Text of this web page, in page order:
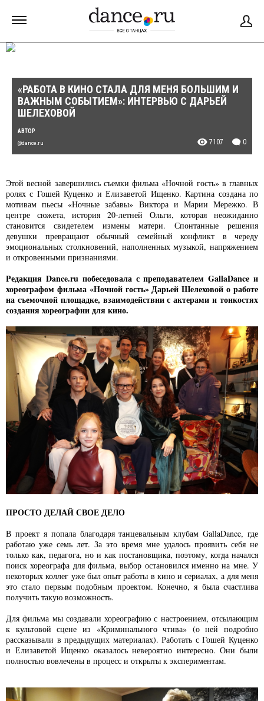
«РАБОТА В КИНО СТАЛА ДЛЯ МЕНЯ БОЛЬШИМ И
ВАЖНЫМ СОБЫТИЕМ»: ИНТЕРВЬЮ С ДАРЬЕЙ
ШЕЛЕХОВОЙ
АВТОР
@dance.ru 7107 0
Этой весной завершились съемки фильма «Ночной гость» в главных
ролях с Гошей Куценко и Елизаветой Ищенко. Картина создана по
мотивам пьесы «Ночные забавы» Виктора и Марии Мережко. В
центре сюжета, история 20-летней Ольги, которая неожиданно
становится свидетелем измены матери. Спонтанные решения
девушки превращают обычный семейный конфликт в череду
эмоциональных столкновений, наполненных музыкой, напряжением
и откровенными признаниями.
Редакция Dance.ru побеседовала с преподавателем GallaDance и
хореографом фильма «Ночной гость» Дарьей Шелеховой о работе
на съемочной площадке, взаимодействии с актерами и тонкостях
создания хореографии для кино.
ПРОСТО ДЕЛАЙ СВОЕ ДЕЛО
В проект я попала благодаря танцевальным клубам GallaDance, где
работаю уже семь лет. За это время мне удалось проявить себя не
только как, педагога, но и как постановщика, поэтому, когда начался
поиск хореографа для фильма, выбор остановился именно на мне. У
некоторых коллег уже был опыт работы в кино и сериалах, а для меня
это стало первым подобным проектом. Конечно, я была счастлива
получить такую возможность.
Для фильма мы создавали хореографию с настроением, отсылающим
к культовой сцене из «Криминального чтива» (о ней подробно
рассказывали в предыдущих материалах). Работать с Гошей Куценко
и Елизаветой Ищенко оказалось невероятно интересно. Они были
полностью вовлечены в процесс и открыты к экспериментам.